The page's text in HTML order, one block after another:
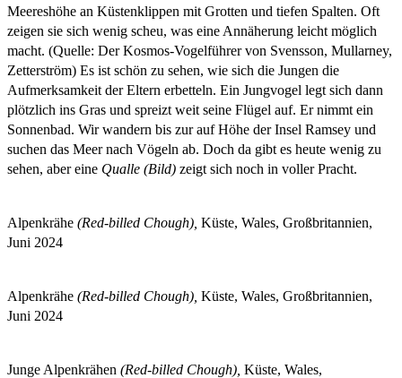
Meereshöhe an Küstenklippen mit Grotten und tiefen Spalten. Oft
zeigen sie sich wenig scheu, was eine Annäherung leicht möglich
macht. (Quelle: Der Kosmos-Vogelführer von Svensson, Mullarney,
Zetterström) Es ist schön zu sehen, wie sich die Jungen die
Aufmerksamkeit der Eltern erbetteln. Ein Jungvogel legt sich dann
plötzlich ins Gras und spreizt weit seine Flügel auf. Er nimmt ein
Sonnenbad. Wir wandern bis zur auf Höhe der Insel Ramsey und
suchen das Meer nach Vögeln ab. Doch da gibt es heute wenig zu
sehen, aber eine Qualle (Bild) zeigt sich noch in voller Pracht.
Alpenkrähe (Red-billed Chough), Küste, Wales, Großbritannien,
Juni 2024
Alpenkrähe (Red-billed Chough), Küste, Wales, Großbritannien,
Juni 2024
Junge Alpenkrähen (Red-billed Chough), Küste, Wales,